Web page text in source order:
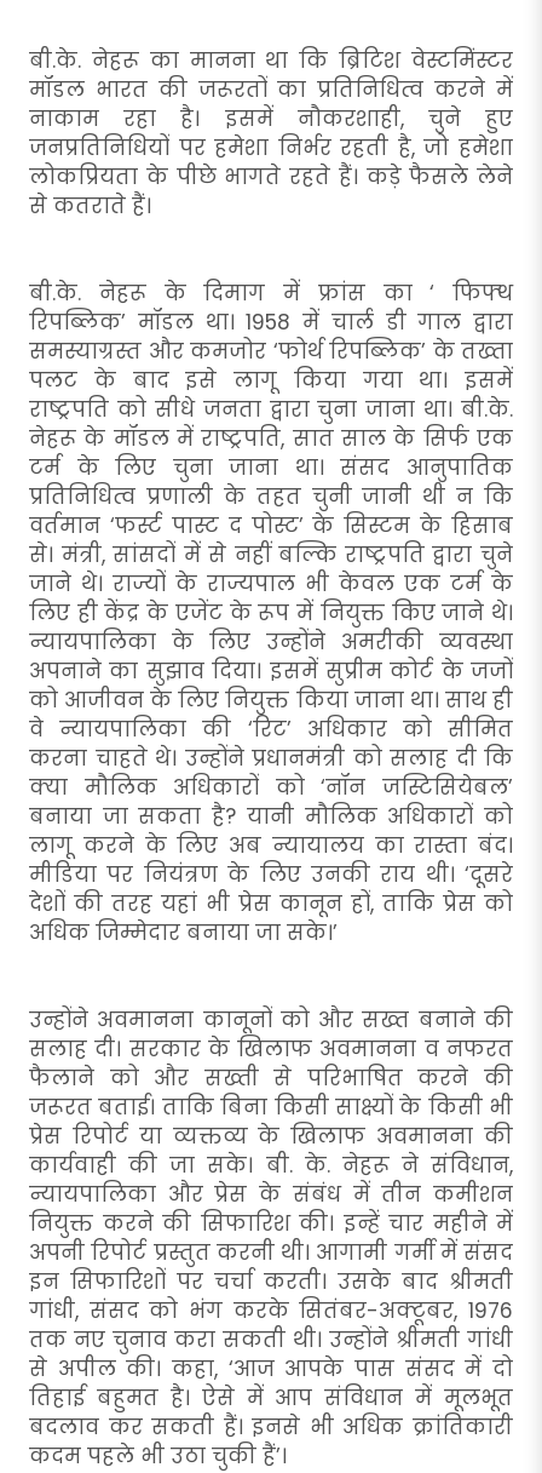
बी.के. नेहरू का मानना था कि ब्रिटिश वेस्टमिंस्टर
मॉडल भारत की जरूरतों का प्रतिनिधित्व करने में
नाकाम रहा है। इसमें नौकरशाही, चुने हुए
जनप्रतिनिधियों पर हमेशा निर्भर रहती है, जो हमेशा
लोकप्रियता के पीछे भागते रहते हैं। कड़े फैसले लेने
से कतराते हैं।
बी.के. नेहरू के दिमाग में फ्रांस का ‘ फिफ्थ
रिपब्लिक’ मॉडल था। 1958 में चार्ल डी गाल द्वारा
समस्याग्रस्त और कमजोर ‘फोर्थ रिपब्लिक’ के तख्ता
पलट के बाद इसे लागू किया गया था। इसमें
राष्ट्रपति को सीधे जनता द्वारा चुना जाना था। बी.के.
नेहरू के मॉडल में राष्ट्रपति, सात साल के सिर्फ एक
टर्म के लिए चुना जाना था। संसद आनुपातिक
प्रतिनिधित्व प्रणाली के तहत चुनी जानी थी न कि
वर्तमान ‘फर्स्ट पास्ट द पोस्ट’ के सिस्टम के हिसाब
से। मंत्री, सांसदों में से नहीं बल्कि राष्ट्रपति द्वारा चुने
जाने थे। राज्यों के राज्यपाल भी केवल एक टर्म के
लिए ही केंद्र के एजेंट के रूप में नियुक्त किए जाने थे।
न्यायपालिका के लिए उन्होंने अमरीकी व्यवस्था
अपनाने का सुझाव दिया। इसमें सुप्रीम कोर्ट के जजों
को आजीवन के लिए नियुक्त किया जाना था। साथ ही
वे न्यायपालिका की ‘रिट’ अधिकार को सीमित
करना चाहते थे। उन्होंने प्रधानमंत्री को सलाह दी कि
क्या मौलिक अधिकारों को ‘नॉन जस्टिसियेबल’
बनाया जा सकता है? यानी मौलिक अधिकारों को
लागू करने के लिए अब न्यायालय का रास्ता बंद।
मीडिया पर नियंत्रण के लिए उनकी राय थी। ‘दूसरे
देशों की तरह यहां भी प्रेस कानून हों, ताकि प्रेस को
अधिक जिम्मेदार बनाया जा सके।’
उन्होंने अवमानना कानूनों को और सख्त बनाने की
सलाह दी। सरकार के खिलाफ अवमानना व नफरत
फैलाने को और सख्ती से परिभाषित करने की
जरूरत बताई। ताकि बिना किसी साक्ष्यों के किसी भी
प्रेस रिपोर्ट या व्यक्तव्य के खिलाफ अवमानना की
कार्यवाही की जा सके। बी. के. नेहरू ने संविधान,
न्यायपालिका और प्रेस के संबंध में तीन कमीशन
नियुक्त करने की सिफारिश की। इन्हें चार महीने में
अपनी रिपोर्ट प्रस्तुत करनी थी। आगामी गर्मी में संसद
इन सिफारिशों पर चर्चा करती। उसके बाद श्रीमती
गांधी, संसद को भंग करके सितंबर-अक्टूबर, 1976
तक नए चुनाव करा सकती थी। उन्होंने श्रीमती गांधी
से अपील की। कहा, ‘आज आपके पास संसद में दो
तिहाई बहुमत है। ऐसे में आप संविधान में मूलभूत
बदलाव कर सकती हैं। इनसे भी अधिक क्रांतिकारी
कदम पहले भी उठा चुकी हैं’।